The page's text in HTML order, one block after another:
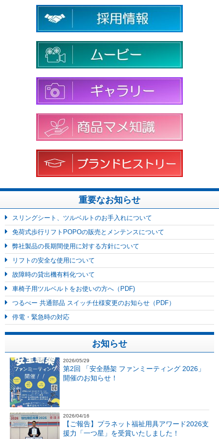
重要なお知らせ
スリングシート、ツルベルトのお手入れについて
免荷式歩行リフトPOPOの販売とメンテンスについて
弊社製品の長期間使用に対する方針について
リフトの安全な使用について
故障時の貸出機有料化ついて
車椅子用ツルベルトをお使いの方へ（PDF)
つるべー 共通部品 スイッチ仕様変更のお知らせ（PDF）
停電・緊急時の対応
お知らせ
2026/05/29
第2回 「安全懸架 ファンミーティング 2026」
開催のお知らせ！
2026/04/16
【ご報告】プラネット福祉用具アワード2026支
援力「一つ星」を受賞いたしました！